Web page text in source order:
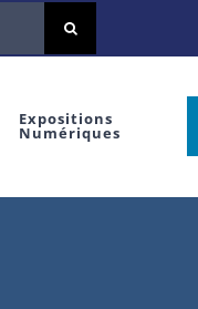
Expositions
Numériques